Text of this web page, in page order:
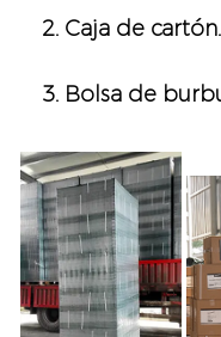
2. Caja de cartón.
3. Bolsa de